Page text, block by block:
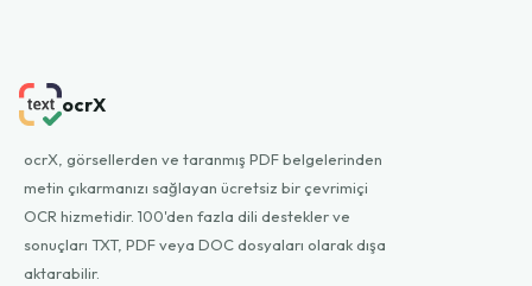
ocrX
ocrX, görsellerden ve taranmış PDF belgelerinden
metin çıkarmanızı sağlayan ücretsiz bir çevrimiçi
OCR hizmetidir. 100'den fazla dili destekler ve
sonuçları TXT, PDF veya DOC dosyaları olarak dışa
aktarabilir.